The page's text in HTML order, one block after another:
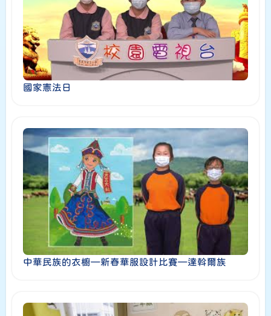
國家憲法日
中華民族的衣櫥—新春華服設計比賽—達斡爾族